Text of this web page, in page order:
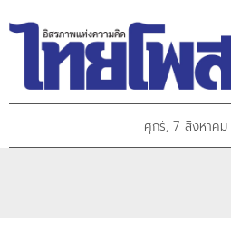
ศุกร์, 7 สิงหาค